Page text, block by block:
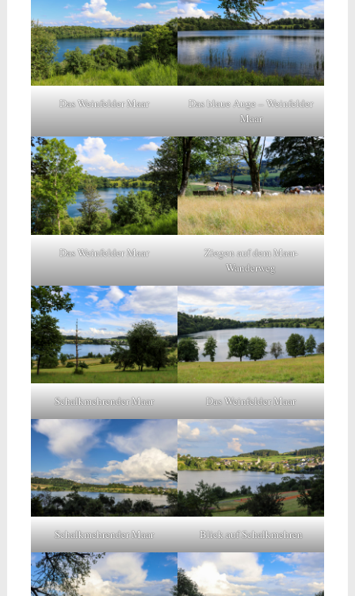
Das Weinfelder Maar
Das blaue Auge – Weinfelder
Maar
Das Weinfelder Maar
Ziegen auf dem Maar-
Wanderweg
Schalkmehrender Maar Das Weinfelder Maar
Schalkmehrender Maar Blick auf Schalkmehren